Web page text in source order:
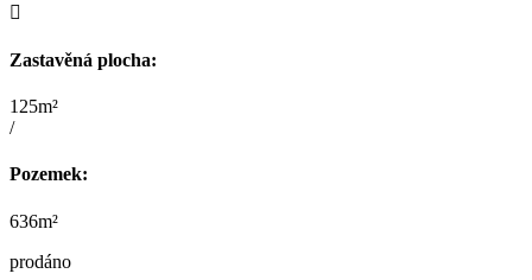

Zastavěná plocha:
125m²
/
Pozemek:
636m²
prodáno